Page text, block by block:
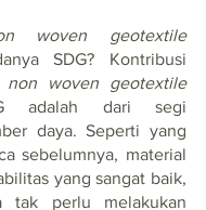
woven geotextile
SDG? Kontribusi
non woven geotextile
adalah dari segi
daya. Seperti yang
sebelumnya, material
yang sangat baik,
tak perlu melakukan